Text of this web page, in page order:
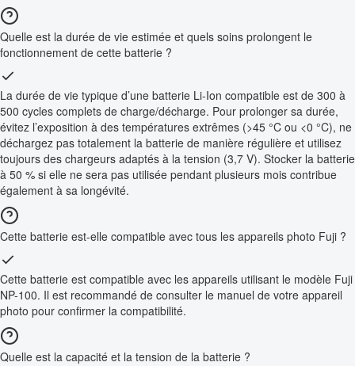
Quelle est la durée de vie estimée et quels soins prolongent le
fonctionnement de cette batterie ?
La durée de vie typique d’une batterie Li-Ion compatible est de 300 à
500 cycles complets de charge/décharge. Pour prolonger sa durée,
évitez l’exposition à des températures extrêmes (>45 °C ou <0 °C), ne
déchargez pas totalement la batterie de manière régulière et utilisez
toujours des chargeurs adaptés à la tension (3,7 V). Stocker la batterie
à 50 % si elle ne sera pas utilisée pendant plusieurs mois contribue
également à sa longévité.
Cette batterie est-elle compatible avec tous les appareils photo Fuji ?
Cette batterie est compatible avec les appareils utilisant le modèle Fuji
NP-100. Il est recommandé de consulter le manuel de votre appareil
photo pour confirmer la compatibilité.
Quelle est la capacité et la tension de la batterie ?